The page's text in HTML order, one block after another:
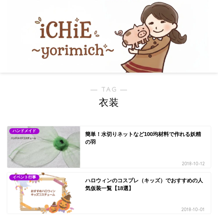
― TAG ―
衣装
ハンドメイド
簡単！水切りネットなど100均材料で作れる妖精
の羽
2018-10-12
イベント行事
ハロウィンのコスプレ（キッズ）でおすすめの人
気仮装一覧【18選】
2018-10-01